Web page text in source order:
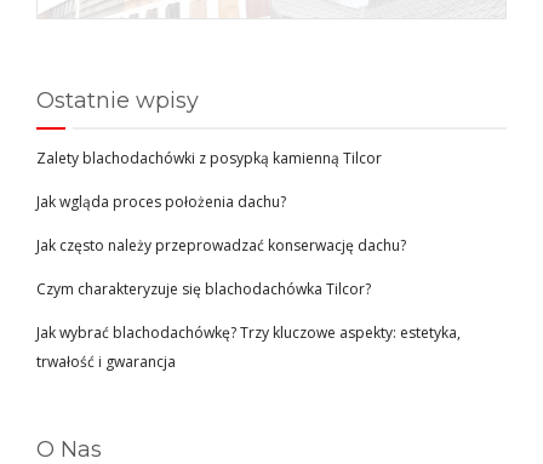
Ostatnie wpisy
Zalety blachodachówki z posypką kamienną Tilcor
Jak wgląda proces położenia dachu?
Jak często należy przeprowadzać konserwację dachu?
Czym charakteryzuje się blachodachówka Tilcor?
Jak wybrać blachodachówkę? Trzy kluczowe aspekty: estetyka,
trwałość i gwarancja
O Nas